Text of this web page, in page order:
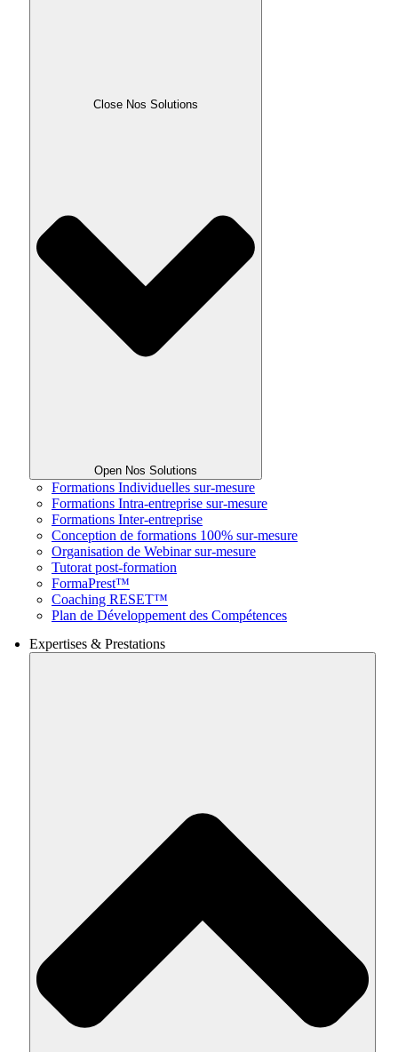
Close Nos Solutions
Open Nos Solutions
Formations Individuelles sur-mesure
Formations Intra-entreprise sur-mesure
Formations Inter-entreprise
Conception de formations 100% sur-mesure
Organisation de Webinar sur-mesure
Tutorat post-formation
FormaPrest™
Coaching RESET™
Plan de Développement des Compétences
Expertises & Prestations